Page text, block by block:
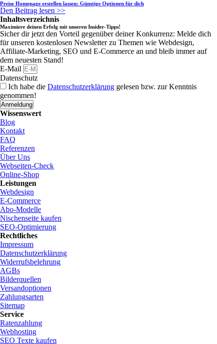
Preise Homepage erstellen lassen: Günstige Optionen für dich
Den Beitrag lesen >>
Inhaltsverzeichnis
Maximiere deinen Erfolg mit unseren Insider-Tipps!
Sicher dir jetzt den Vorteil gegenüber deiner Konkurrenz: Melde dich
für unseren kostenlosen Newsletter zu Themen wie Webdesign,
Affiliate-Marketing, SEO und E-Commerce an und bleib immer auf
dem neuesten Stand!
E-Mail
Datenschutz
Ich habe die Datenschutzerklärung gelesen bzw. zur Kenntnis
genommen!
Anmeldung
Wissenswert
Blog
Kontakt
FAQ
Referenzen
Über Uns
Webseiten-Check
Online-Shop
Leistungen
Webdesign
E-Commerce
Abo-Modelle
Nischenseite kaufen
SEO-Optimierung
Rechtliches
Impressum
Datenschutzerklärung
Widerrufsbelehrung
AGBs
Bilderquellen
Versandoptionen
Zahlungsarten
Sitemap
Service
Ratenzahlung
Webhosting
SEO Texte kaufen